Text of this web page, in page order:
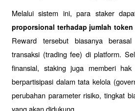
Melalui sistem ini, para staker
proporsional terhadap jumlah
Reward tersebut biasanya
transaksi (trading fee) di platform.
finansial, staking juga memberi
berpartisipasi dalam tata kelola
perubahan parameter risiko, tingkat
yang akan didukung.